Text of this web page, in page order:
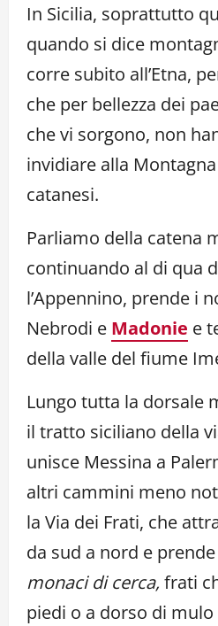
In Sicilia, soprattutto
quando si dice
corre subito all’Etna,
che per bellezza dei
che vi sorgono, non
invidiare alla
catanesi.
Parliamo della catena
continuando al di qua
l’Appennino, prende i
Nebrodi e Madonie e
della valle del fiume
Lungo tutta la dorsale
il tratto siciliano della
unisce Messina a
altri cammini meno
la Via dei Frati, che
da sud a nord e
monaci di cerca, frati
piedi o a dorso di